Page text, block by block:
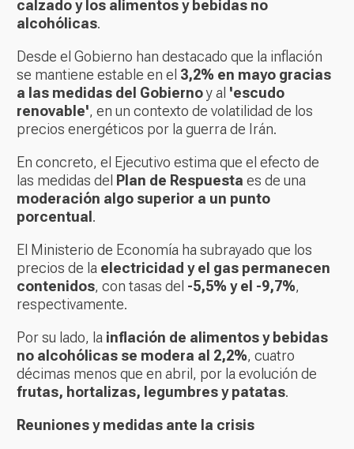
calzado y los alimentos y bebidas no
alcohólicas.
Desde el Gobierno han destacado que la inflación
se mantiene estable en el 3,2% en mayo gracias
a las medidas del Gobiernoy al 'escudo
renovable', en un contexto de volatilidad de los
precios energéticos por la guerra de Irán.
En concreto, el Ejecutivo estima que el efecto de
las medidas del Plan de Respuesta es de una
moderación algo superior a un punto
porcentual .
El Ministerio de Economía ha subrayado que los
precios de la electricidad y el gas permanecen
contenidos, con tasas del -5,5% y el -9,7%,
respectivamente.
Por su lado, la inflación de alimentos y bebidas
no alcohólicas se modera al 2,2%, cuatro
décimas menos que en abril, por la evolución de
frutas, hortalizas, legumbres y patatas.
Reuniones y medidas ante la crisis